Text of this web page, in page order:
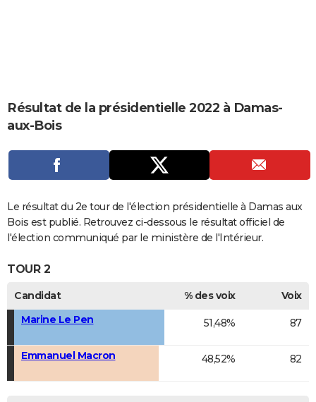
CARTE DE VOEUX
Carte de Noël
Carte Bonne année
Carte Saint-Valentin
Carte Pâques
Carte d'anniversaire
DICTIONNAIRE
Dictionnaire
Biographies
Expressions
Proverbes
PROGRAMME TV
S'inscrire
Se connecter
Lycées
Collèges
Primaires
Universités
Entreprises
Service militaire
Avis de recherche
AVIS DE DÉCÈS
Bricolage
Lifestyle
Culture
Sport
Auto
Television
Voyage
Cinema
Résultat de la présidentielle 2022 à Damas-
aux-Bois
Le résultat du 2e tour de l'élection présidentielle à Damas aux
Bois est publié. Retrouvez ci-dessous le résultat officiel de
l'élection communiqué par le ministère de l'Intérieur.
TOUR 2
Candidat % des voix
Voix
Marine Le Pen
51,48% 87
Emmanuel Macron 48,52% 82